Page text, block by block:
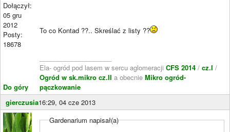
Dołączył:
05 gru
2012
Posty:
18678
Do góry
To co Kontad ??.. Skreślać z listy ??
Ela- ogród pod lasem w sercu aglomeracji CFS 2014 / cz.I /
Ogród w sk.mikro cz.II a obecnie Mikro ogród-
pączkowanie
gierczusia16:29, 04 cze 2013
Gardenarium napisał(a)